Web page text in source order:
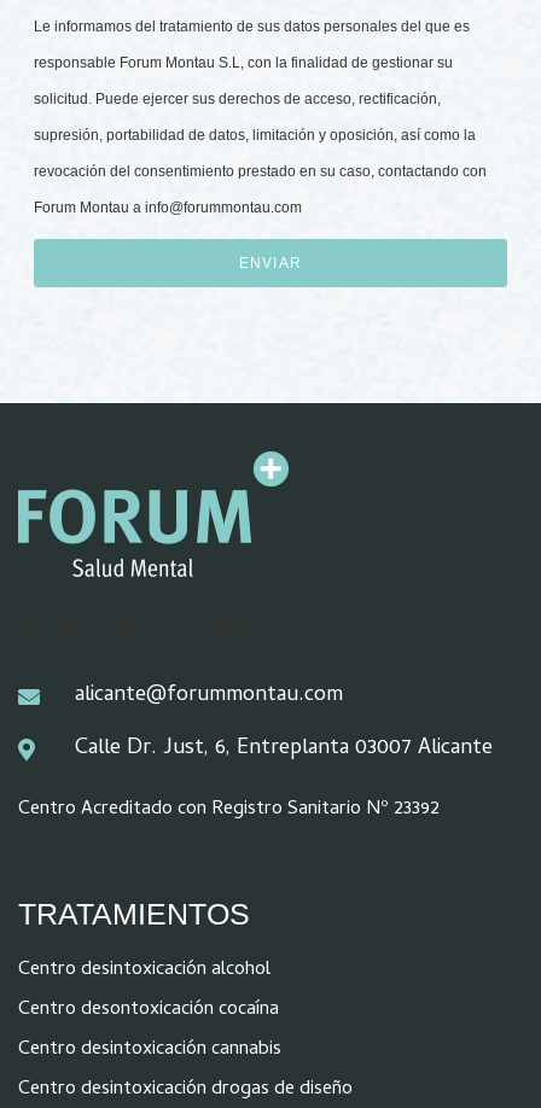
Le informamos del tratamiento de sus datos personales del que es
responsable Forum Montau S.L, con la finalidad de gestionar su
solicitud. Puede ejercer sus derechos de acceso, rectificación,
supresión, portabilidad de datos, limitación y oposición, así como la
revocación del consentimiento prestado en su caso, contactando con
Forum Montau ainfo@forummontau.com
ENVIAR
alicante@forummontau.com
Calle Dr. Just, 6, Entreplanta 03007 Alicante
Centro Acreditado con Registro Sanitario Nº 23392
TRATAMIENTOS
Centro desintoxicación alcohol
Centro desontoxicación cocaína
Centro desintoxicación cannabis
Centro desintoxicación drogas de diseño